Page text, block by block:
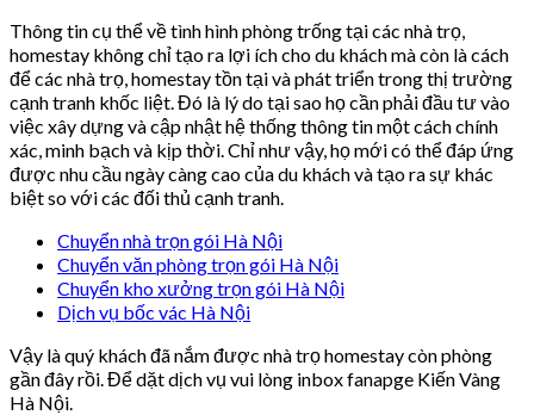
Thông tin cụ thể về tình hình phòng trống tại các nhà trọ,
homestay không chỉ tạo ra lợi ích cho du khách mà còn là cách
để các nhà trọ, homestay tồn tại và phát triển trong thị trường
cạnh tranh khốc liệt. Đó là lý do tại sao họ cần phải đầu tư vào
việc xây dựng và cập nhật hệ thống thông tin một cách chính
xác, minh bạch và kịp thời. Chỉ như vậy, họ mới có thể đáp ứng
được nhu cầu ngày càng cao của du khách và tạo ra sự khác
biệt so với các đối thủ cạnh tranh.
Chuyển nhà trọn gói Hà Nội
Chuyển văn phòng trọn gói Hà Nội
Chuyển kho xưởng trọn gói Hà Nội
Dịch vụ bốc vác Hà Nội
Vậy là quý khách đã nắm được nhà trọ homestay còn phòng
gần đây rồi. Để dặt dịch vụ vui lòng inbox fanapge Kiến Vàng
Hà Nội.